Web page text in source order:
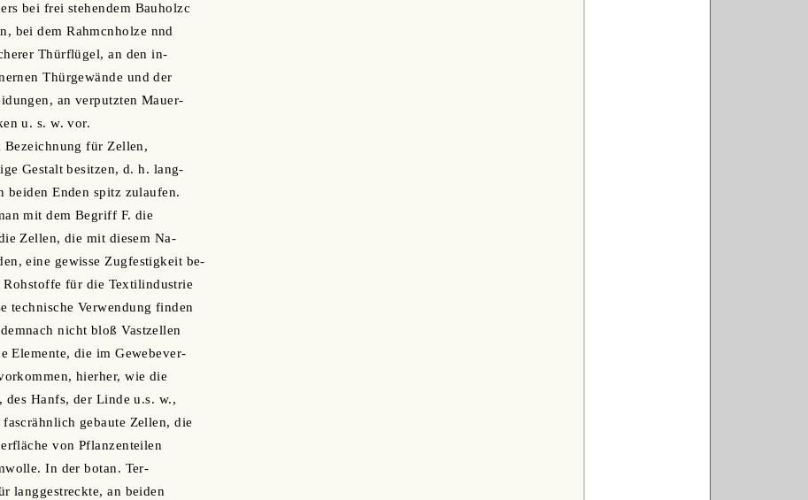
bei frei stehendem Bauholzc
bei dem Rahmcnholze nnd
Thürflügel, an den in-
Thürgewände und der
an verputzten Mauer-
u. s. w. vor.
Bezeichnung für Zellen,
Gestalt besitzen, d. h. lang-
beiden Enden spitz zulaufen.
mit dem Begriff F. die
Zellen, die mit diesem Na-
eine gewisse Zugfestigkeit be-
Rohstoffe für die Textilindustrie
technische Verwendung finden
nicht bloß Vastzellen
Elemente, die im Gewebever-
hierher, wie die
des Hanfs, der Linde u.s. w.,
gebaute Zellen, die
von Pflanzenteilen
In der botan. Ter-
langgestreckte, an beiden